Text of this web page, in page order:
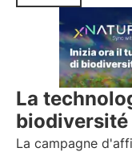
La
biodiversité
La campagne